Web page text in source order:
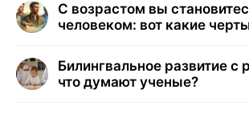
С возрастом вы
человеком: вот какие
Билингвальное развитие с
что думают ученые?